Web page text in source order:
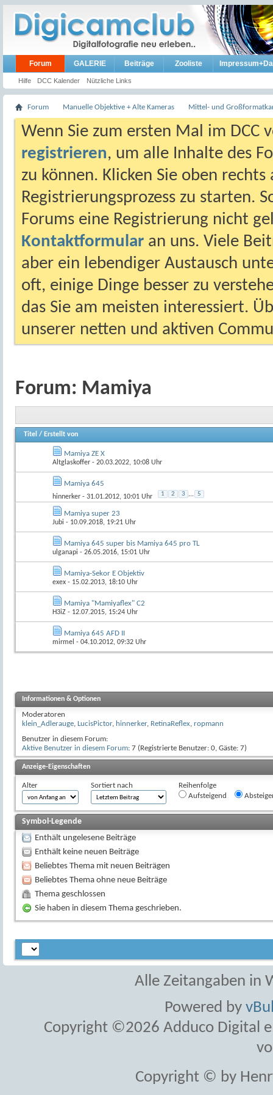
Forum
Hilfe DCC Kalender Nützliche Links
GALERIE Beiträge Zooliste
Forum Manuelle Objektive + Alte Kameras Mittel- und
Wenn Sie zum ersten Mal im DCC
registrieren, um alle Inhalte des
zu können. Klicken Sie oben
Registrierungsprozess zu starten.
Forums eine Registrierung nicht
Kontaktformular an uns. Viele
aber ein lebendiger Austausch
oft, einige Dinge besser zu
das Sie am meisten interessiert.
unserer netten und aktiven
Forum: Mamiya
Titel / Erstellt von
Mamiya ZE X
Altglaskoffer - 20.03.2022, 10:08 Uhr
Mamiya 645
hinnerker - 31.01.2012, 10:01 Uhr 1 2 3 ... 5
Mamiya super 23
Jubi - 10.09.2018, 19:21 Uhr
Mamiya 645 super bis Mamiya 645 pro TL
ulganapi - 26.05.2016, 15:01 Uhr
Mamiya-Sekor E Objektiv
exex - 15.02.2013, 18:10 Uhr
Mamiya "Mamiyaflex" C2
H3iZ - 12.07.2015, 15:24 Uhr
Mamiya 645 AFD II
mirmel - 04.10.2012, 09:32 Uhr
Informationen & Optionen
Moderatoren
klein_Adlerauge, LucisPictor, hinnerker, RetinaReflex, ropmann
Benutzer in diesem Forum:
Aktive Benutzer in diesem Forum: 7 (Registrierte Benutzer: 0, Gäste: 7)
Anzeige-Eigenschaften
Alter Sortiert nach
Reihenfolge
Aufsteigend
Symbol-Legende
Enthält ungelesene Beiträge
Enthält keine neuen Beiträge
Beliebtes Thema mit neuen Beiträgen
Beliebtes Thema ohne neue Beiträge
Thema geschlossen
Sie haben in diesem Thema geschrieben.
Alle Zeitangaben in
Powered by
Copyright ©2026 Adduco Digital
Copyright © by